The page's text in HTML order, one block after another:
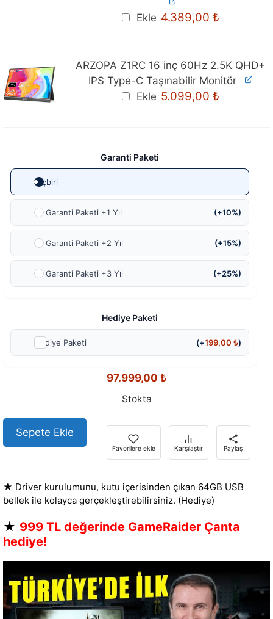
Ekle 4.389,00 ₺
ARZOPA Z1RC 16 inç 60Hz 2.5K QHD+
IPS Type-C Taşınabilir Monitör
Ekle Orijinal
fiyat:
5.099,00 ₺Mevcut
Garanti Paketi
Hiçbiri
Ek Garanti Paketi +1 Yıl (+10%)
Ek Garanti Paketi +2 Yıl (+15%)
Ek Garanti Paketi +3 Yıl (+25%)
Hediye Paketi
Hediye Paketi (+199,00₺)
97.999,00 ₺
Stokta
Sepete Ekle
Favorilere ekle Karşılaştır Paylaş
★ Driver kurulumunu, kutu içerisinden çıkan 64GB USB
bellek ile kolayca gerçekleştirebilirsiniz. (Hediye)
★ 999 TL değerinde GameRaider Çanta
hediye!